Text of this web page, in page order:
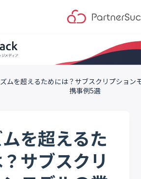
ムを超えるためには？サブスクリプション
携事例5選
を超えるた
サブスクリ